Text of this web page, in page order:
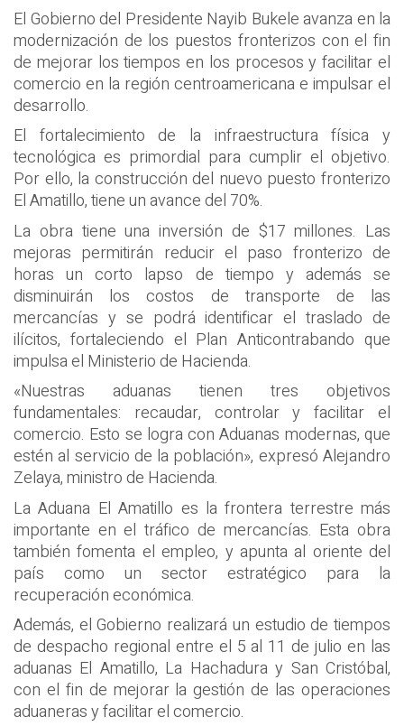
El Gobierno del Presidente Nayib Bukele avanza en la
modernización de los puestos fronterizos con el fin
de mejorar los tiempos en los procesos y facilitar el
comercio en la región centroamericana e impulsar el
desarrollo.
El fortalecimiento de la infraestructura física y
tecnológica es primordial para cumplir el objetivo.
Por ello, la construcción del nuevo puesto fronterizo
El Amatillo, tiene un avance del 70%.
La obra tiene una inversión de $17 millones. Las
mejoras permitirán reducir el paso fronterizo de
horas un corto lapso de tiempo y además se
disminuirán los costos de transporte de las
mercancías y se podrá identificar el traslado de
ilícitos, fortaleciendo el Plan Anticontrabando que
impulsa el Ministerio de Hacienda.
«Nuestras aduanas tienen tres objetivos
fundamentales: recaudar, controlar y facilitar el
comercio. Esto se logra con Aduanas modernas, que
estén al servicio de la población», expresó Alejandro
Zelaya, ministro de Hacienda.
La Aduana El Amatillo es la frontera terrestre más
importante en el tráfico de mercancías. Esta obra
también fomenta el empleo, y apunta al oriente del
país como un sector estratégico para la
recuperación económica.
Además, el Gobierno realizará un estudio de tiempos
de despacho regional entre el 5 al 11 de julio en las
aduanas El Amatillo, La Hachadura y San Cristóbal,
con el fin de mejorar la gestión de las operaciones
aduaneras y facilitar el comercio.